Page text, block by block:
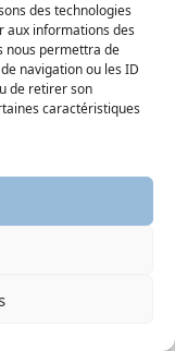
des technologies
aux informations des
nous permettra de
navigation ou les ID
de retirer son
caractéristiques
1549)
au centre